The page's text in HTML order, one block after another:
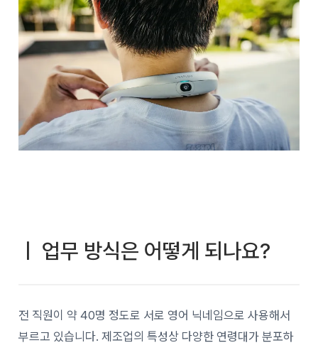
ㅣ 업무 방식은 어떻게 되나요?
전 직원이 약 40명 정도로 서로 영어 닉네임으로 사용해서
부르고 있습니다. 제조업의 특성상 다양한 연령대가 분포하